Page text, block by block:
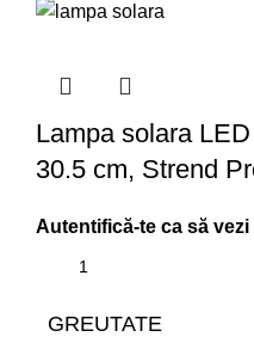
Lampa solara
30.5 cm, Strend
GREUTATE